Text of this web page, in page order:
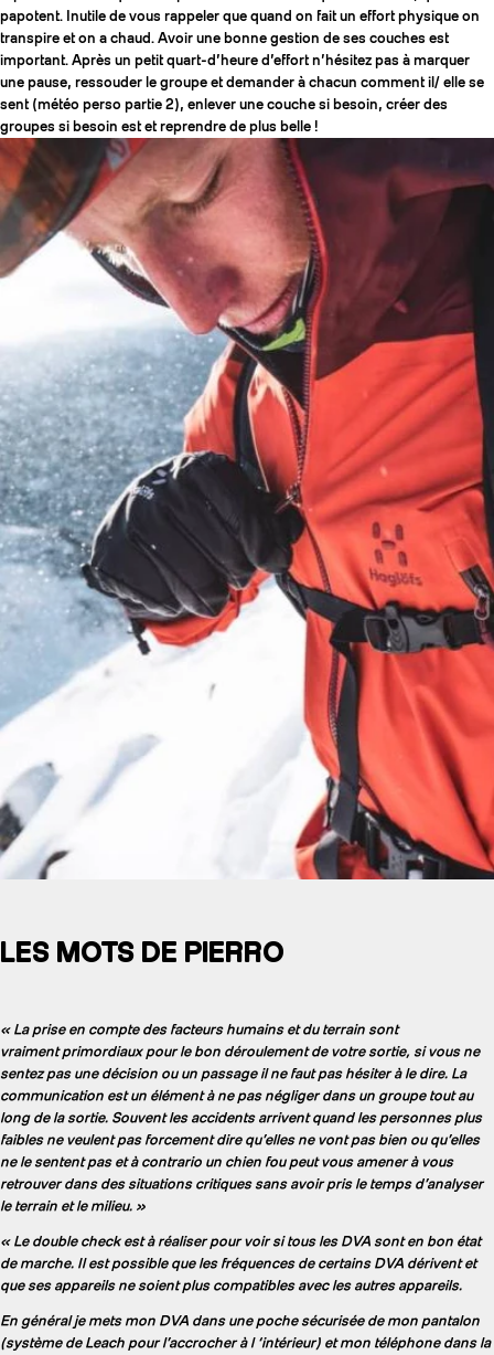
papotent. Inutile de vous rappeler que quand on fait un effort physique on
transpire et on a chaud. Avoir une bonne gestion de ses couches est
important. Après un petit quart-d’heure d’effort n’hésitez pas à marquer
une pause, ressouder le groupe et demander à chacun comment il/ elle se
sent (météo perso partie 2), enlever une couche si besoin, créer des
groupes si besoin est et reprendre de plus belle !
LES MOTS DE PIERRO
« La prise en compte des facteurs humains et du terrain sont
vraiment primordiaux pour le bon déroulement de votre sortie, si vous ne
sentez pas une décision ou un passage il ne faut pas hésiter à le dire. La
communication est un élément à ne pas négliger dans un groupe tout au
long de la sortie. Souvent les accidents arrivent quand les personnes plus
faibles ne veulent pas forcement dire qu’elles ne vont pas bien ou qu’elles
ne le sentent pas et à contrario un chien fou peut vous amener à vous
retrouver dans des situations critiques sans avoir pris le temps d’analyser
le terrain et le milieu. »
« Le double check est à réaliser pour voir si tous les DVA sont en bon état
de marche. Il est possible que les fréquences de certains DVA dérivent et
que ses appareils ne soient plus compatibles avec les autres appareils.
En général je mets mon DVA dans une poche sécurisée de mon pantalon
(système de Leach pour l’accrocher à l ‘intérieur) et mon téléphone dans la